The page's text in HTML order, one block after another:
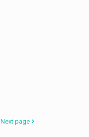
Next page